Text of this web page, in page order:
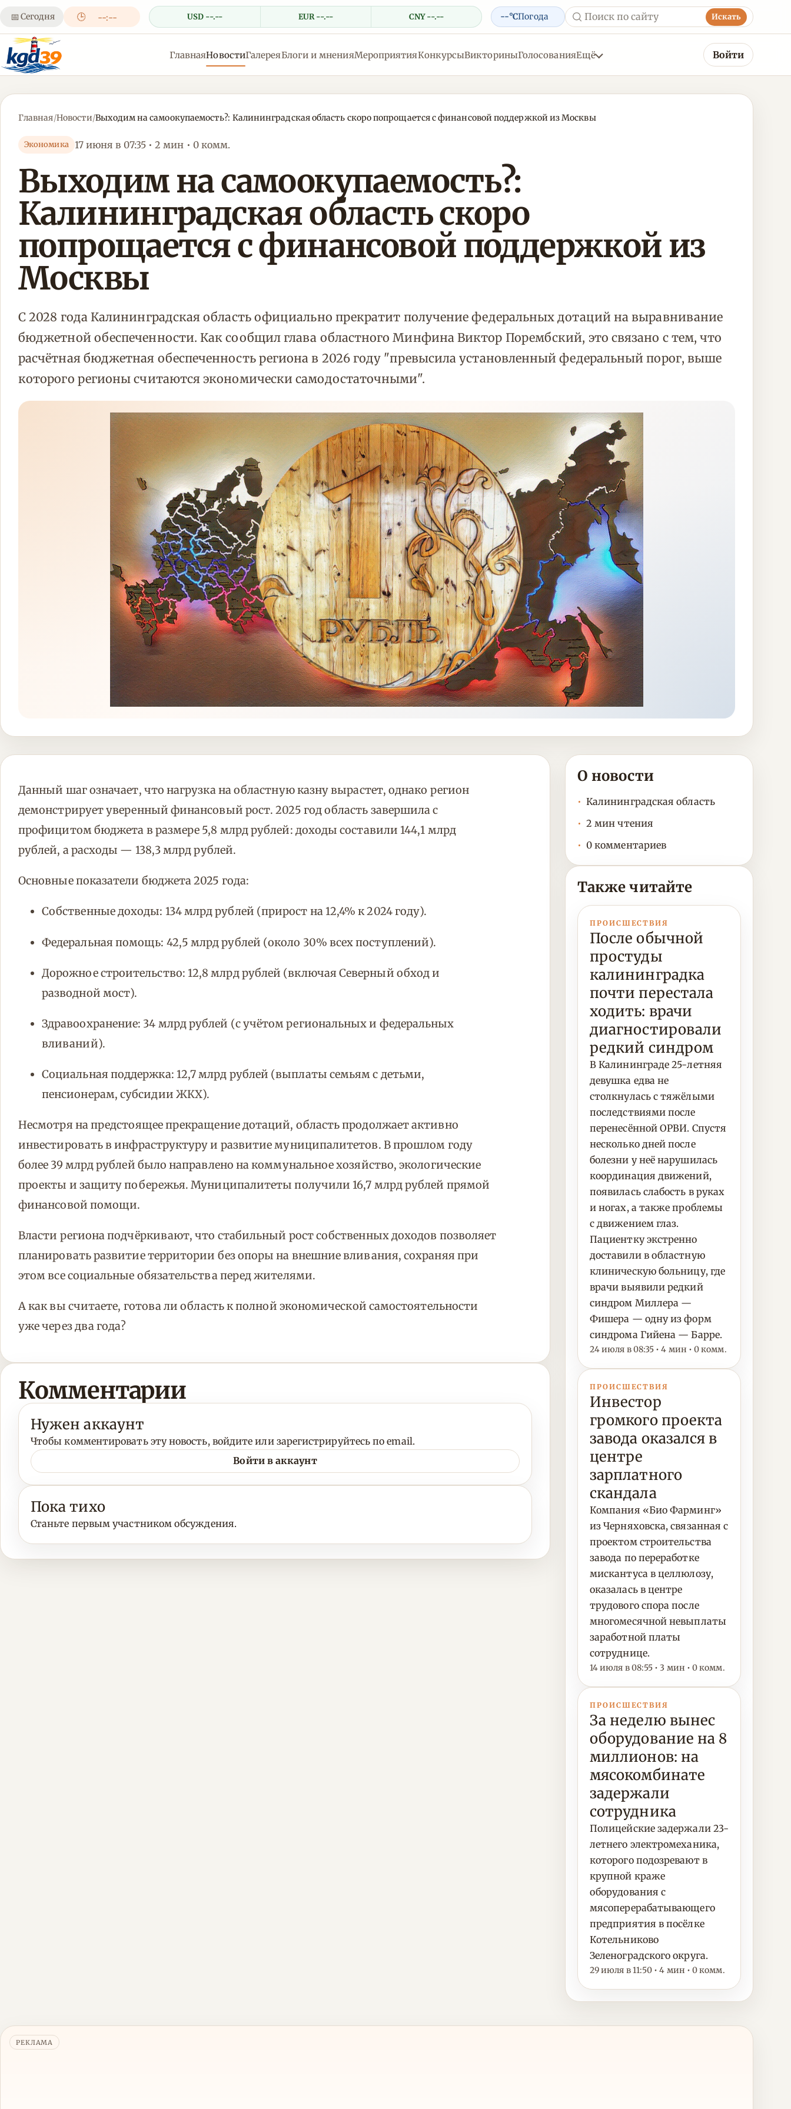
📅 Сегодня 🕒 --:-- USD --.-- EUR --.-- CNY --.-- --°CПогода Искать
ГлавнаяНовостиГалереяБлоги и мненияМероприятияКонкурсыВикториныГолосованияЕщё Войти
Главная/Новости/Выходим на самоокупаемость?: Калининградская область скоро попрощается с финансовой поддержкой из Москвы
Экономика 17 июня в 07:35 • 2 мин • 0 комм.
Выходим на самоокупаемость?:
Калининградская область скоро
попрощается с финансовой поддержкой из
Москвы
С 2028 года Калининградская область официально прекратит получение федеральных дотаций на выравнивание
бюджетной обеспеченности. Как сообщил глава областного Минфина Виктор Порембский, это связано с тем, что
расчётная бюджетная обеспеченность региона в 2026 году "превысила установленный федеральный порог, выше
которого регионы считаются экономически самодостаточными".
Данный шаг означает, что нагрузка на областную казну вырастет, однако регион
демонстрирует уверенный финансовый рост. 2025 год область завершила с
профицитом бюджета в размере 5,8 млрд рублей: доходы составили 144,1 млрд
рублей, а расходы — 138,3 млрд рублей.
Основные показатели бюджета 2025 года:
Собственные доходы: 134 млрд рублей (прирост на 12,4% к 2024 году).
Федеральная помощь: 42,5 млрд рублей (около 30% всех поступлений).
Дорожное строительство: 12,8 млрд рублей (включая Северный обход и
разводной мост).
Здравоохранение: 34 млрд рублей (с учётом региональных и федеральных
вливаний).
Социальная поддержка: 12,7 млрд рублей (выплаты семьям с детьми,
пенсионерам, субсидии ЖКХ).
Несмотря на предстоящее прекращение дотаций, область продолжает активно
инвестировать в инфраструктуру и развитие муниципалитетов. В прошлом году
более 39 млрд рублей было направлено на коммунальное хозяйство, экологические
проекты и защиту побережья. Муниципалитеты получили 16,7 млрд рублей прямой
финансовой помощи.
Власти региона подчёркивают, что стабильный рост собственных доходов позволяет
планировать развитие территории без опоры на внешние вливания, сохраняя при
этом все социальные обязательства перед жителями.
А как вы считаете, готова ли область к полной экономической самостоятельности
уже через два года?
Комментарии
Нужен аккаунт
Чтобы комментировать эту новость, войдите или зарегистрируйтесь по email.
Войти в аккаунт
Пока тихо
Станьте первым участником обсуждения.
О новости
Калининградская область
2 мин чтения
0 комментариев
Также читайте
ПРОИСШЕСТВИЯ
После обычной
простуды
калининградка
почти перестала
ходить: врачи
диагностировали
редкий синдром
В Калининграде 25-летняя
девушка едва не
столкнулась с тяжёлыми
последствиями после
перенесённой ОРВИ. Спустя
несколько дней после
болезни у неё нарушилась
координация движений,
появилась слабость в руках
и ногах, а также проблемы
с движением глаз.
Пациентку экстренно
доставили в областную
клиническую больницу, где
врачи выявили редкий
синдром Миллера —
Фишера — одну из форм
синдрома Гийена — Барре.
24 июля в 08:35 • 4 мин • 0 комм.
ПРОИСШЕСТВИЯ
Инвестор
громкого проекта
завода оказался в
центре
зарплатного
скандала
Компания «Био Фарминг»
из Черняховска, связанная с
проектом строительства
завода по переработке
мискантуса в целлюлозу,
оказалась в центре
трудового спора после
многомесячной невыплаты
заработной платы
сотруднице.
14 июля в 08:55 • 3 мин • 0 комм.
ПРОИСШЕСТВИЯ
За неделю вынес
оборудование на 8
миллионов: на
мясокомбинате
задержали
сотрудника
Полицейские задержали 23-
летнего электромеханика,
которого подозревают в
крупной краже
оборудования с
мясоперерабатывающего
предприятия в посёлке
Котельниково
Зеленоградского округа.
29 июля в 11:50 • 4 мин • 0 комм.
РЕКЛАМА